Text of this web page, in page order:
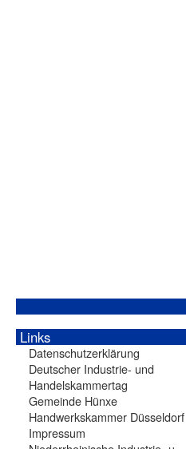
Links
Datenschutzerklärung
Deutscher Industrie- und
Handelskammertag
Gemeinde Hünxe
Handwerkskammer Düsseldorf
Impressum